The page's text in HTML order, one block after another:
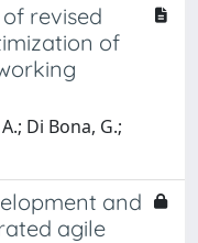
revised
of
Di Bona, G.;
and
agile